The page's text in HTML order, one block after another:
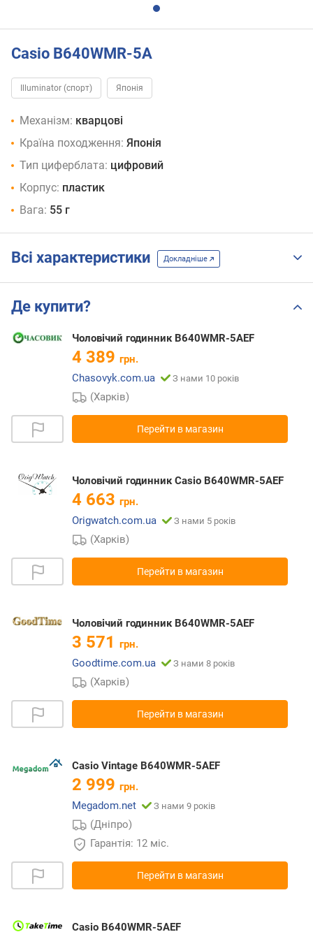
Casio B640WMR-5A
Illuminator (спорт) Японія
Механізм: кварцові
Країна походження: Японія
Тип циферблата: цифровий
Корпус: пластик
Вага: 55 г
Всі характеристики Докладніше
Де купити?
Чоловічий годинник B640WMR-5AEF
4 389 грн.
Chasovyk.com.ua
З нами 10 років
(Харків)
Перейти в магазин
Чоловічий годинник Casio B640WMR-5AEF
4 663 грн.
Origwatch.com.ua
З нами 5 років
(Харків)
Перейти в магазин
Чоловічий годинник B640WMR-5AEF
3 571 грн.
Goodtime.com.ua
З нами 8 років
(Харків)
Перейти в магазин
Casio Vintage B640WMR-5AEF
2 999 грн.
Megadom.net
З нами 9 років
(Дніпро)
Гарантія: 12 міс.
Перейти в магазин
Casio B640WMR-5AEF